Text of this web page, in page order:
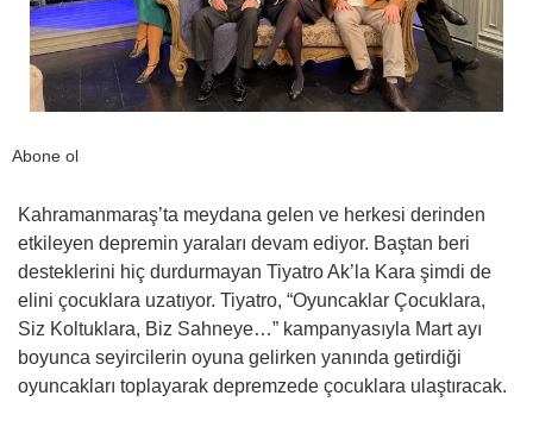
Abone ol
Kahramanmaraş’ta meydana gelen ve herkesi derinden
etkileyen depremin yaraları devam ediyor. Baştan beri
desteklerini hiç durdurmayan Tiyatro Ak’la Kara şimdi de
elini çocuklara uzatıyor. Tiyatro, “Oyuncaklar Çocuklara,
Siz Koltuklara, Biz Sahneye…” kampanyasıyla Mart ayı
boyunca seyircilerin oyuna gelirken yanında getirdiği
oyuncakları toplayarak depremzede çocuklara ulaştıracak.